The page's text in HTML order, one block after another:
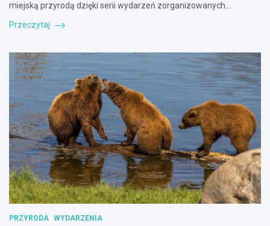
miejską przyrodą dzięki serii wydarzeń zorganizowanych…
Przeczytaj
PRZYRODA WYDARZENIA